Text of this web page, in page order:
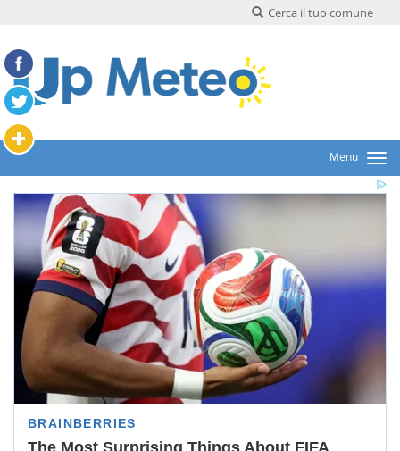
Cerca il tuo comune
Menu